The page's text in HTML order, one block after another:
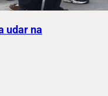
udar na